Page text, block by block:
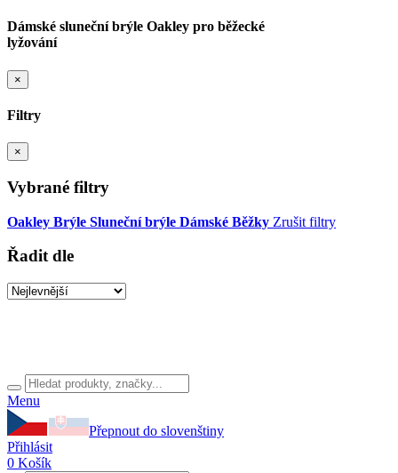
Dámské sluneční brýle Oakley pro běžecké
lyžování
×
Filtry
×
Vybrané filtry
Oakley Brýle Sluneční brýle Dámské Běžky Zrušit filtry
Řadit dle
Menu
Přepnout do slovenštiny
Přihlásit
0 Košík